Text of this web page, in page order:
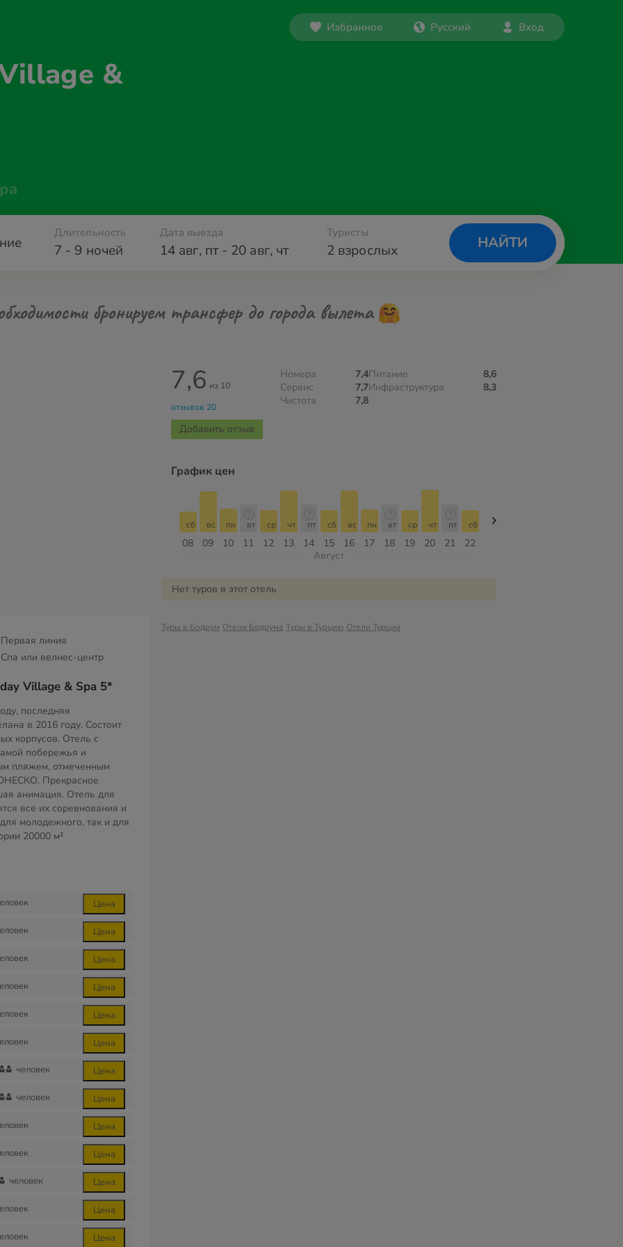
Избранное Русский Вход
&
7 - 9 ночей
Длительность Дата выезда
14 авг, пт- 20 авг, чт 2 взрослых
Туристы
НАЙТИ
бронируем трансфер до города вылета
Первая линия
Спа или велнес-центр
Village & Spa 5*
последняя
в 2016 году. Состоит
корпусов. Отель с
побережья и
пляжем, отмеченным
Прекрасное
анимация. Отель для
все их соревнования и
молодежного, так и для
20000 м²
Цена
Цена
Цена
Цена
Цена
Цена
человек Цена
человек Цена
Цена
Цена
человек Цена
Цена
Цена
7,6 из 10
отзывов 20
Добавить отзыв
Номера
7,4
Сервис
7,7
Чистота
7,8
Питание
8,6
Инфраструктура
8,3
График цен
08
сб
09
вс
10
пн
11
вт
12
ср
13
чт
14
пт
15
сб
16
вс
17
пн
18
вт
19
ср
20
чт
21
пт
22
сб
Август
Нет туров в этот отель
Туры в Бодрум Отели Бодрума Туры в Турцию Отели Турции